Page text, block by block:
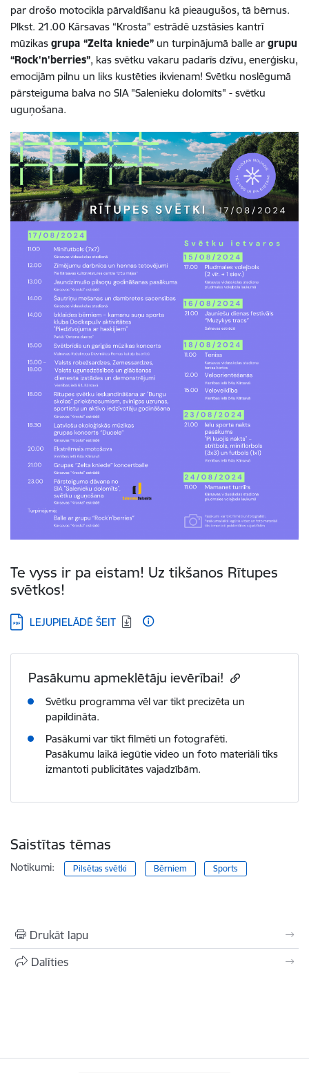
par drošo motocikla pārvaldīšanu kā pieaugušos, tā bērnus.
Plkst. 21.00 Kārsavas “Krosta” estrādē uzstāsies kantrī
mūzikas grupa “Zelta kniede” un turpinājumā balle ar grupu
“Rock'n'berries”, kas svētku vakaru padarīs dzīvu, enerģisku,
emocijām pilnu un liks kustēties ikvienam! Svētku noslēgumā
pārsteiguma balva no SIA "Salenieku dolomīts" - svētku
uguņošana.
Te vyss ir pa eistam! Uz tikšanos Rītupes
svētkos!
Lejupielādēt:
LEJUPIELĀDĒ ŠEIT
Pasākumu apmeklētāju ievērībai!
Svētku programma vēl var tikt precizēta un
papildināta.
Pasākumi var tikt filmēti un fotografēti.
Pasākumu laikā iegūtie video un foto materiāli tiks
izmantoti publicitātes vajadzībām.
Saistītas tēmas
Notikumi: Pilsētas svētki Bērniem Sports
Drukāt lapu
Dalīties